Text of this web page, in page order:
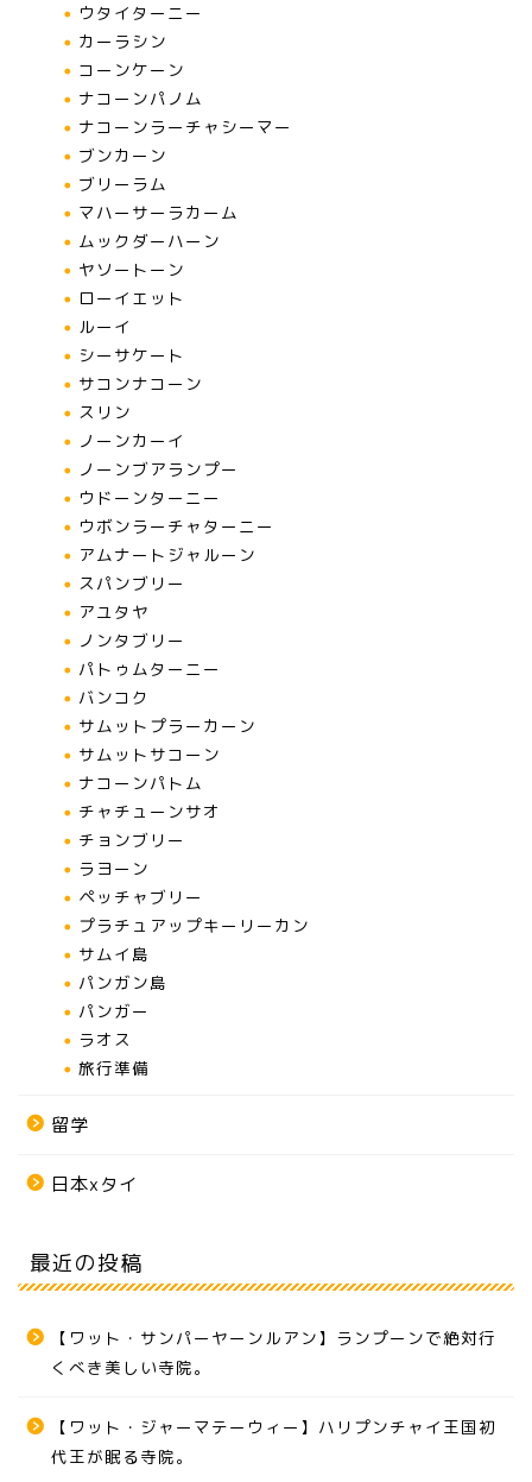
ウタイターニー
カーラシン
コーンケーン
ナコーンパノム
ナコーンラーチャシーマー
ブンカーン
ブリーラム
マハーサーラカーム
ムックダーハーン
ヤソートーン
ローイエット
ルーイ
シーサケート
サコンナコーン
スリン
ノーンカーイ
ノーンブアランプー
ウドーンターニー
ウボンラーチャターニー
アムナートジャルーン
スパンブリー
アユタヤ
ノンタブリー
パトゥムターニー
バンコク
サムットプラーカーン
サムットサコーン
ナコーンパトム
チャチューンサオ
チョンブリー
ラヨーン
ペッチャブリー
プラチュアップキーリーカン
サムイ島
パンガン島
パンガー
ラオス
旅行準備
留学
日本xタイ
最近の投稿
【ワット・サンパーヤーンルアン】ランプーンで絶対行
くべき美しい寺院。
【ワット・ジャーマテーウィー】ハリプンチャイ王国初
代王が眠る寺院。